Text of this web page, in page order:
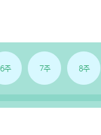
6주 7주 8주